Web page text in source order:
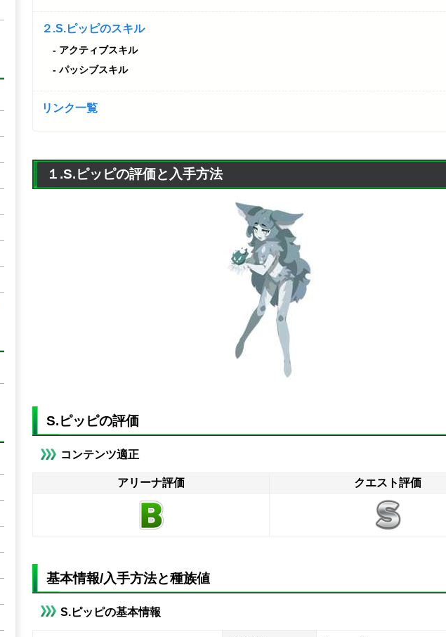
２.S.ピッピのスキル
アクティブスキル
パッシブスキル
リンク一覧
１.S.ピッピの評価と入手方法
S.ピッピの評価
コンテンツ適正
アリーナ評価 クエスト評価
基本情報/入手方法と種族値
S.ピッピの基本情報